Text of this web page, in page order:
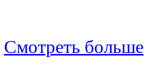
Смотреть больше